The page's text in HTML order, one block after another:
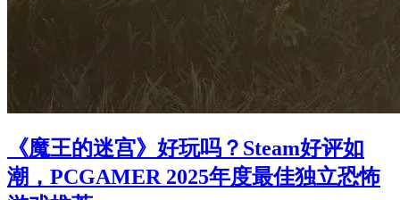
《魔王的迷宫》好玩吗？Steam好评如
潮，PCGAMER 2025年度最佳独立恐怖